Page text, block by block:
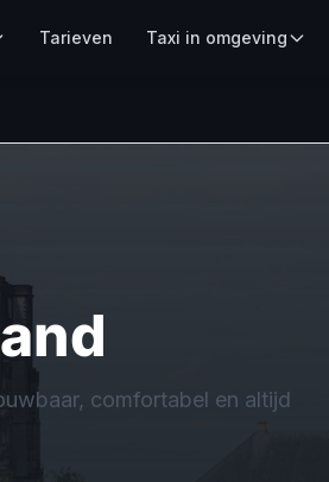
Tarieven Taxi in omgeving
comfortabel en altijd